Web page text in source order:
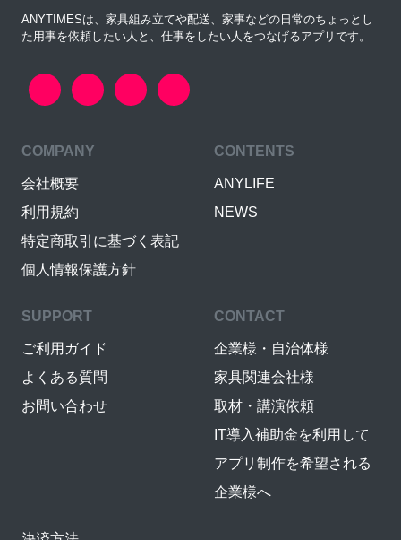
ANYTIMESは、家具組み立てや配送、家事などの日常のちょっとし
た用事を依頼したい人と、仕事をしたい人をつなげるアプリです。
COMPANY
会社概要
利用規約
特定商取引に基づく表記
個人情報保護方針
CONTENTS
ANYLIFE
NEWS
SUPPORT
ご利用ガイド
よくある質問
お問い合わせ
CONTACT
企業様・自治体様
家具関連会社様
取材・講演依頼
IT導入補助金を利用して
アプリ制作を希望される
企業様へ